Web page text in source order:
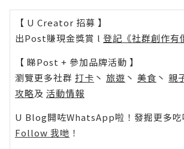
【 U Creator 招募 】
出Post賺現金獎賞 l 登記《社群創作有
【 睇Post + 參加品牌活動 】
瀏覽更多社群 打卡 丶 旅遊 丶 美食 丶 親
攻略及 活動情報
U Blog開咗WhatsApp啦！發掘更多吃
Follow 我哋 ！